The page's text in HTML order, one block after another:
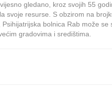
gledano, kroz svojih 55
svoje resurse. S obzirom na
bolnica Rab može
gradovima i središtima.